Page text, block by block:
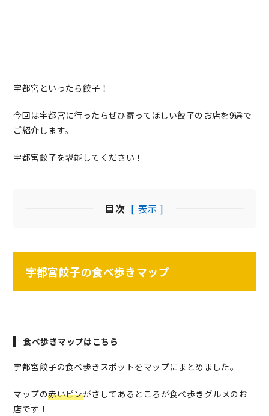
宇都宮といったら餃子！
今回は宇都宮に行ったらぜひ寄ってほしい餃子のお店を9選で
ご紹介します。
宇都宮餃子を堪能してください！
目次 [ 表示 ]
宇都宮餃子の食べ歩きマップ
食べ歩きマップはこちら
宇都宮餃子の食べ歩きスポットをマップにまとめました。
マップの赤いピンがさしてあるところが食べ歩きグルメのお
店です！